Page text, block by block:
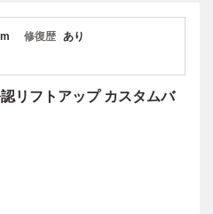
修復歴 あり
リフトアップ カスタムバ